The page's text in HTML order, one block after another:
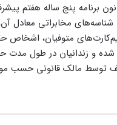
بند «ذ» ماده ۸۵ قانون برنامه
مخابراتی معادل
متوفیان، اشخاص
و زندانیان در طول مدت
توسط مالک قانونی حسب